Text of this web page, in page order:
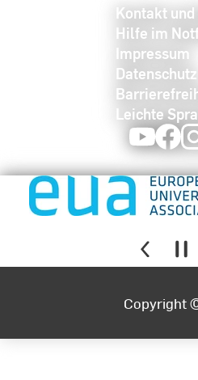
Kontakt
Hilfe im
Impressum
Datenschutz
Leichte
Copyright